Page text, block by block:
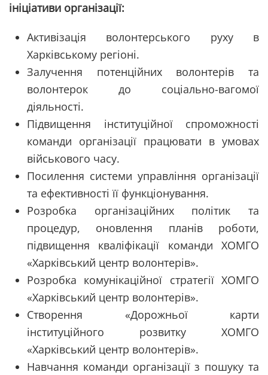
ініціативи організації:
Активізація волонтерського руху в
Харківському регіоні.
Залучення потенційних волонтерів та
волонтерок до соціально-вагомої
діяльності.
Підвищення інституційної спроможності
команди організації працювати в умовах
військового часу.
Посилення системи управління організації
та ефективності її функціонування.
Розробка організаційних політик та
процедур, оновлення планів роботи,
підвищення кваліфікації команди ХОМГО
«Харківський центр волонтерів».
Розробка комунікаційної стратегії ХОМГО
«Харківський центр волонтерів».
Створення «Дорожньої карти
інституційного розвитку ХОМГО
«Харківський центр волонтерів».
Навчання команди організації з пошуку та